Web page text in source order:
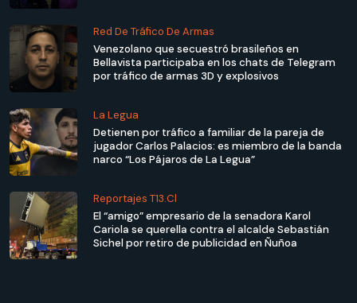
Red De Tráfico De Armas
Venezolano que secuestró brasileños en
Bellavista participaba en los chats de Telegram
por tráfico de armas 3D y explosivos
La Legua
Detienen por tráfico a familiar de la pareja de
jugador Carlos Palacios: es miembro de la banda
narco “Los Pájaros de La Legua”
Reportajes T13.cl
El “amigo” empresario de la senadora Karol
Cariola se querella contra el alcalde Sebastián
Sichel por retiro de publicidad en Ñuñoa